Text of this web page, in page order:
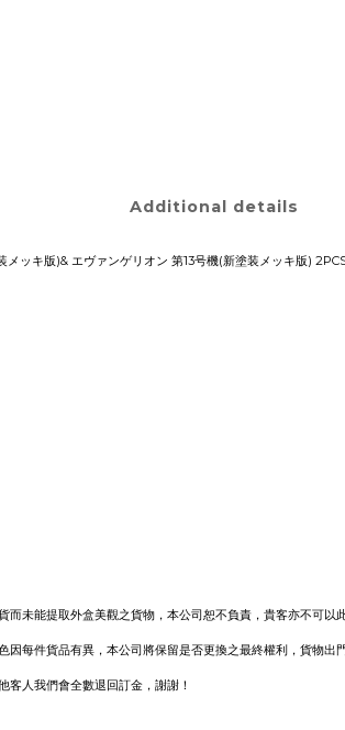
Additional details
ッキ版)& エヴァンゲリオン 第13号機(新塗装メッキ版)
未能提取外盒美觀之貨物，本公司恕不負責，貴客亦不可以
每件貨品有異，本公司將保留是否更換之最終權利，貨物出
人我們會全數退回訂金，謝謝！